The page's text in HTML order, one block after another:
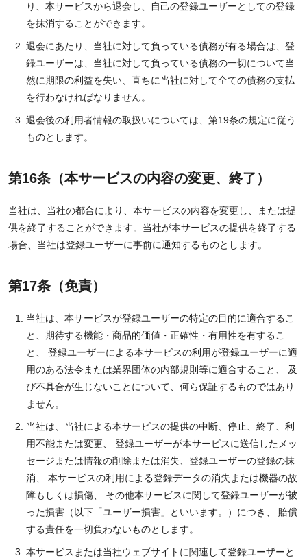
り、本サービスから退会し、自己の登録ユーザーとしての登録
を抹消することができます。
退会にあたり、当社に対して負っている債務が有る場合は、登
録ユーザーは、当社に対して負っている債務の一切について当
然に期限の利益を失い、直ちに当社に対して全ての債務の支払
を行わなければなりません。
退会後の利用者情報の取扱いについては、第19条の規定に従う
ものとします。
第16条（本サービスの内容の変更、終了）
当社は、当社の都合により、本サービスの内容を変更し、または提
供を終了することができます。当社が本サービスの提供を終了する
場合、当社は登録ユーザーに事前に通知するものとします。
第17条（免責）
当社は、本サービスが登録ユーザーの特定の目的に適合するこ
と、期待する機能・商品的価値・正確性・有用性を有するこ
と、 登録ユーザーによる本サービスの利用が登録ユーザーに適
用のある法令または業界団体の内部規則等に適合すること、 及
び不具合が生じないことについて、何ら保証するものではあり
ません。
当社は、当社による本サービスの提供の中断、停止、終了、利
用不能または変更、 登録ユーザーが本サービスに送信したメッ
セージまたは情報の削除または消失、登録ユーザーの登録の抹
消、 本サービスの利用による登録データの消失または機器の故
障もしくは損傷、 その他本サービスに関して登録ユーザーが被
った損害（以下「ユーザー損害」といいます。）につき、 賠償
する責任を一切負わないものとします。
本サービスまたは当社ウェブサイトに関連して登録ユーザーと